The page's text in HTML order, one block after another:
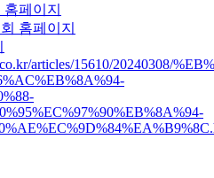
페이지
홈페이지
articles/15610/20240308/